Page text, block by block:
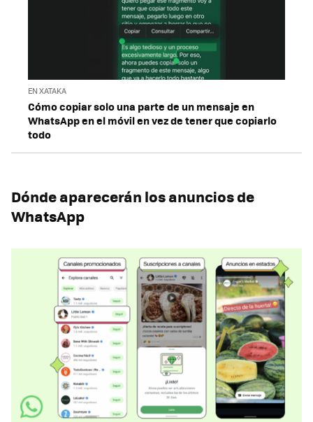
EN XATAKA
Cómo copiar solo una parte de un mensaje en
WhatsApp en el móvil en vez de tener que copiarlo
todo
Dónde aparecerán los anuncios de
WhatsApp